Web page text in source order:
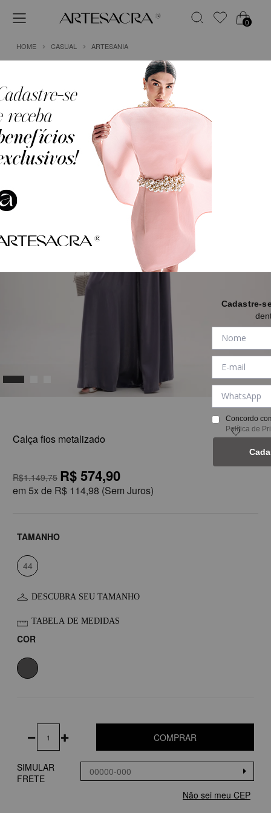
0
HOME CASUAL ARTESANIA
1
Calça fios metalizado
R$1.149,75 R$ 574,90
em 5x de R$ 114,98 (Sem Juros)
TAMANHO
44
DESCUBRA SEU TAMANHO
TABELA DE MEDIDAS
COR
COMPRAR
SIMULAR
FRETE
Não sei meu CEP
Cadastre-
Concordo
Política de